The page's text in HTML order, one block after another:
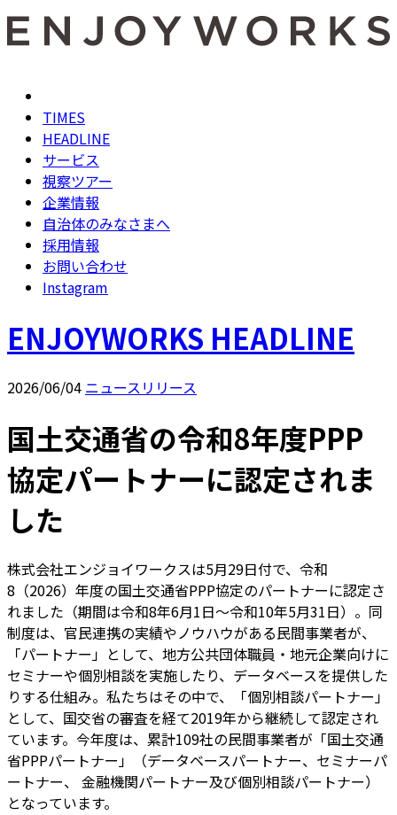
TIMES
HEADLINE
サービス
視察ツアー
企業情報
自治体のみなさまへ
採用情報
お問い合わせ
Instagram
ENJOYWORKS HEADLINE
2026/06/04 ニュースリリース
国土交通省の令和8年度PPP
協定パートナーに認定されま
した
株式会社エンジョイワークスは5月29日付で、令和
8（2026）年度の国土交通省PPP協定のパートナーに認定さ
れました（期間は令和8年6月1日～令和10年5月31日）。同
制度は、官民連携の実績やノウハウがある民間事業者が、
「パートナー」として、地方公共団体職員・地元企業向けに
セミナーや個別相談を実施したり、データベースを提供した
りする仕組み。私たちはその中で、「個別相談パートナー」
として、国交省の審査を経て2019年から継続して認定され
ています。今年度は、累計109社の民間事業者が「国土交通
省PPPパートナー」（データベースパートナー、セミナーパ
ートナー、 金融機関パートナー及び個別相談パートナー）
となっています。